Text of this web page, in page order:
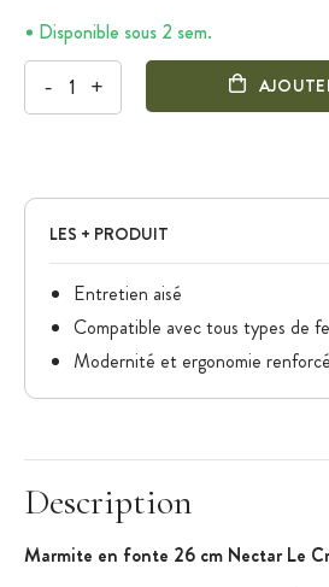
Disponible sous 2 sem.
- +
LES + PRODUIT
Entretien aisé
Compatible avec tous types de
Modernité et ergonomie
Description
Marmite en fonte 26 cm Nectar Le